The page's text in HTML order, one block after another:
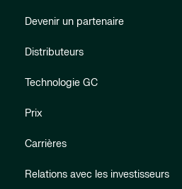
Devenir un partenaire
Distributeurs
Technologie GC
Prix
Carrières
Relations avec les investisseurs